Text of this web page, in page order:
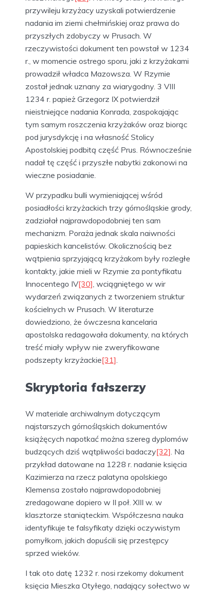
przywileju krzyżacy uzyskali potwierdzenie
nadania im ziemi chełmińskiej oraz prawa do
przyszłych zdobyczy w Prusach. W
rzeczywistości dokument ten powstał w 1234
r., w momencie ostrego sporu, jaki z krzyżakami
prowadził władca Mazowsza. W Rzymie
został jednak uznany za wiarygodny. 3 VIII
1234 r. papież Grzegorz IX potwierdził
nieistniejące nadania Konrada, zaspokajając
tym samym roszczenia krzyżaków oraz biorąc
pod jurysdykcję i na własność Stolicy
Apostolskiej podbitą część Prus. Równocześnie
nadał tę część i przyszłe nabytki zakonowi na
wieczne posiadanie.
W przypadku bulli wymieniającej wśród
posiadłości krzyżackich trzy górnośląskie grody,
zadziałał najprawdopodobniej ten sam
mechanizm. Poraża jednak skala naiwności
papieskich kancelistów. Okolicznością bez
wątpienia sprzyjającą krzyżakom były rozległe
kontakty, jakie mieli w Rzymie za pontyfikatu
Innocentego IV[30], wciągniętego w wir
wydarzeń związanych z tworzeniem struktur
kościelnych w Prusach. W literaturze
dowiedziono, że ówczesna kancelaria
apostolska redagowała dokumenty, na których
treść miały wpływ nie zweryfikowane
podszepty krzyżackie[31].
Skryptoria fałszerzy
W materiale archiwalnym dotyczącym
najstarszych górnośląskich dokumentów
książęcych napotkać można szereg dyplomów
budzących dziś wątpliwości badaczy[32] . Na
przykład datowane na 1228 r. nadanie księcia
Kazimierza na rzecz palatyna opolskiego
Klemensa zostało najprawdopodobniej
zredagowane dopiero w II poł. XIII w. w
klasztorze staniąteckim. Współczesna nauka
identyfikuje te falsyfikaty dzięki oczywistym
pomyłkom, jakich dopuścili się przestępcy
sprzed wieków.
I tak oto datę 1232 r. nosi rzekomy dokument
księcia Mieszka Otyłego, nadający sołectwo w